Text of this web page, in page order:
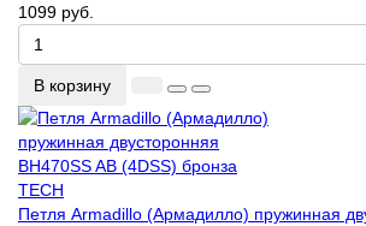
1099 руб.
В корзину
Петля Armadillo (Армадилло) пружинная